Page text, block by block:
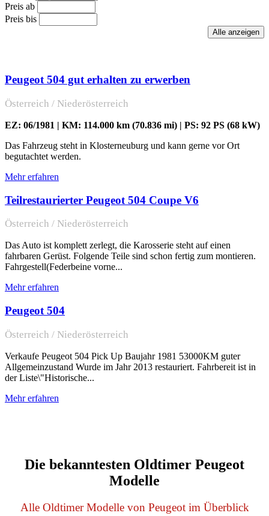
Preis ab
Preis bis
Peugeot 504 gut erhalten zu erwerben
Österreich / Niederösterreich
EZ: 06/1981 | KM: 114.000 km (70.836 mi) | PS: 92 PS (68 kW)
Das Fahrzeug steht in Klosterneuburg und kann gerne vor Ort
begutachtet werden.
Mehr erfahren
Teilrestaurierter Peugeot 504 Coupe V6
Österreich / Niederösterreich
Das Auto ist komplett zerlegt, die Karosserie steht auf einen
fahrbaren Gerüst. Folgende Teile sind schon fertig zum montieren.
Fahrgestell(Federbeine vorne...
Mehr erfahren
Peugeot 504
Österreich / Niederösterreich
Verkaufe Peugeot 504 Pick Up Baujahr 1981 53000KM guter
Allgemeinzustand Wurde im Jahr 2013 restauriert. Fahrbereit ist in
der Liste\"Historische...
Mehr erfahren
Die bekanntesten Oldtimer Peugeot
Modelle
Alle Oldtimer Modelle von Peugeot im Überblick